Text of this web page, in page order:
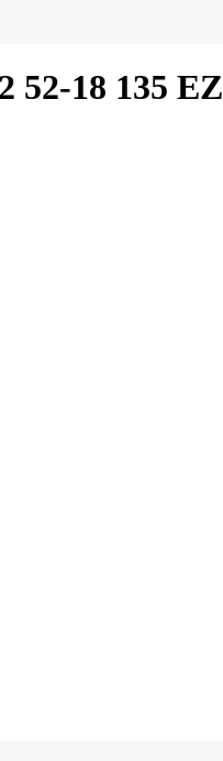
52-18 135 EZ